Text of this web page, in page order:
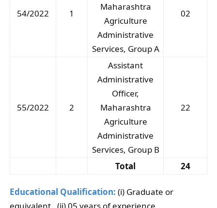
54/2022 1
Maharashtra
Agriculture
Administrative
Services, Group A
02
55/2022 2
Assistant
Administrative
Officer,
Maharashtra
Agriculture
Administrative
Services, Group B
22
Total 24
Educational Qualification: (i) Graduate or
equivalent. (ii) 05 years of experience